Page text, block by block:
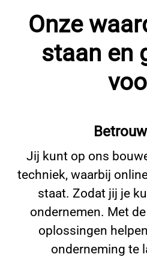
Onze
staan en
Jij kunt op ons
techniek, waarbij
staat. Zodat jij je
ondernemen. Met
oplossingen
onderneming te